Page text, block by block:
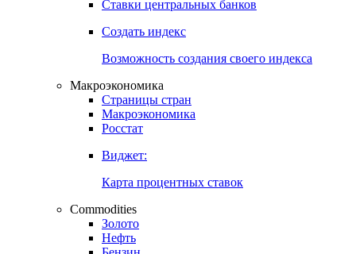
Ставки центральных банков
Создать индекс
Возможность создания своего индекса
Макроэкономика
Страницы стран
Макроэкономика
Росстат
Виджет:
Карта процентных ставок
Commodities
Золото
Нефть